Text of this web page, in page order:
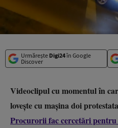
Urmărește Digi24în Google
Discover
Videoclipul cu momentul în
lovește cu mașina doi
Procurorii fac cercetări